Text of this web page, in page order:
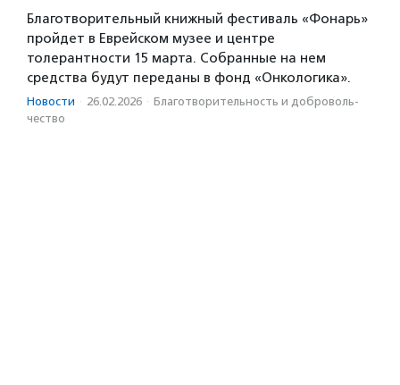
Благотворительный книжный фестиваль «Фонарь»
пройдет в Еврейском музее и центре
толерантности 15 марта. Собранные на нем
средства будут переданы в фонд «Онкологика».
Новости · 26.02.2026 · Благотвори­тель­ность и доброволь­
чест­во